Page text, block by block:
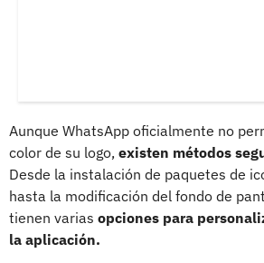
Aunque WhatsApp oficialmente no
color de su logo, existen métodos
Desde la instalación de paquetes de
hasta la modificación del fondo de
tienen varias opciones para
la aplicación.